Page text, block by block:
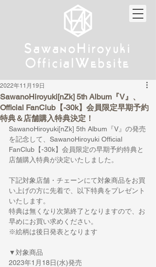
Sa wanoHiroyuki
Official W ebsite
Sa wanoHiroyuki
Official W ebsite
SawanoHiroyuki[nZk] 5th Album『V』、
Official FanClub【-30k】会員限定早期予約
特典＆店舗購入特典決定！
2022年11月19日
SawanoHiroyuki[nZk] 5th Album『V』の発売
を記念して、SawanoHiroyuki Official
FanClub【-30k】会員限定の早期予約特典と
店舗購入特典が決定いたしました。
下記対象店舗・チェーンにて対象商品をお買
い上げの方に先着で、以下特典をプレゼント
いたします。
特典は無くなり次第終了となりますので、お
早めにお買い求めください。
※絵柄は後日発表となります
▼対象商品
2023年1月18日(水)発売